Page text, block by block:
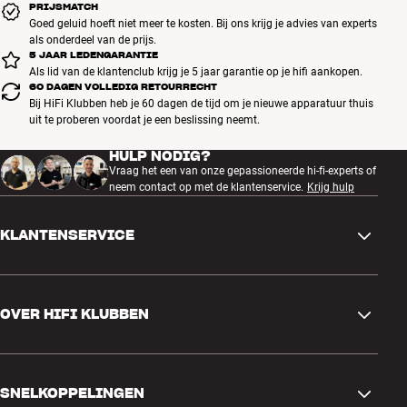
PRIJSMATCH
Goed geluid hoeft niet meer te kosten. Bij ons krijg je advies van experts
als onderdeel van de prijs.
5 JAAR LEDENGARANTIE
Als lid van de klantenclub krijg je 5 jaar garantie op je hifi aankopen.
60 DAGEN VOLLEDIG RETOURRECHT
Bij HiFi Klubben heb je 60 dagen de tijd om je nieuwe apparatuur thuis
uit te proberen voordat je een beslissing neemt.
HULP NODIG?
Vraag het een van onze gepassioneerde hi-fi-experts of
neem contact op met de klantenservice. Krijg hulp
KLANTENSERVICE
Ruilen en retourneren
Bestelling herroepen
OVER HIFI KLUBBEN
SNELKOPPELINGEN